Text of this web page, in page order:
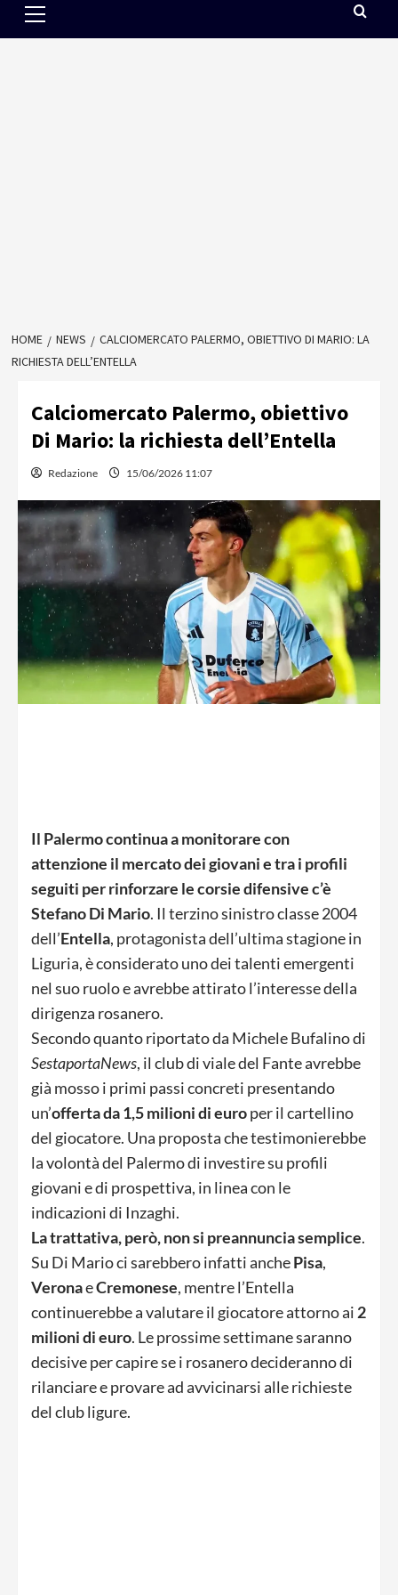
Menu
HOME NEWS
CALCIOMERCATO PALERMO, OBIETTIVO DI MARIO: LA
RICHIESTA DELL’ENTELLA
Calciomercato Palermo, obiettivo
Di Mario: la richiesta dell’Entella
Redazione 15/06/2026 11:07
Il Palermo continua a monitorare con
attenzione il mercato dei giovani e tra i profili
seguiti per rinforzare le corsie difensive c’è
Stefano Di Mario. Il terzino sinistro classe 2004
dell’Entella, protagonista dell’ultima stagione in
Liguria, è considerato uno dei talenti emergenti
nel suo ruolo e avrebbe attirato l’interesse della
dirigenza rosanero.
Secondo quanto riportato da Michele Bufalino di
SestaportaNews, il club di viale del Fante avrebbe
già mosso i primi passi concreti presentando
un’offerta da 1,5 milioni di europer il cartellino
del giocatore. Una proposta che testimonierebbe
la volontà del Palermo di investire su profili
giovani e di prospettiva, in linea con le
indicazioni di Inzaghi.
La trattativa, però, non si preannuncia semplice.
Su Di Mario ci sarebbero infatti anchePisa,
VeronaeCremonese, mentre l’Entella
continuerebbe a valutare il giocatore attorno ai2
milioni di euro. Le prossime settimane saranno
decisive per capire se i rosanero decideranno di
rilanciare e provare ad avvicinarsi alle richieste
del club ligure.